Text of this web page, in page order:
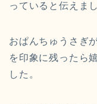
っていると伝えまし
おぱんちゅうさぎ
を印象に残ったら
した。